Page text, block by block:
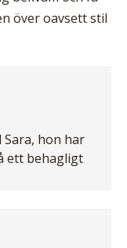
över oavsett stil
hon har
ett behagligt